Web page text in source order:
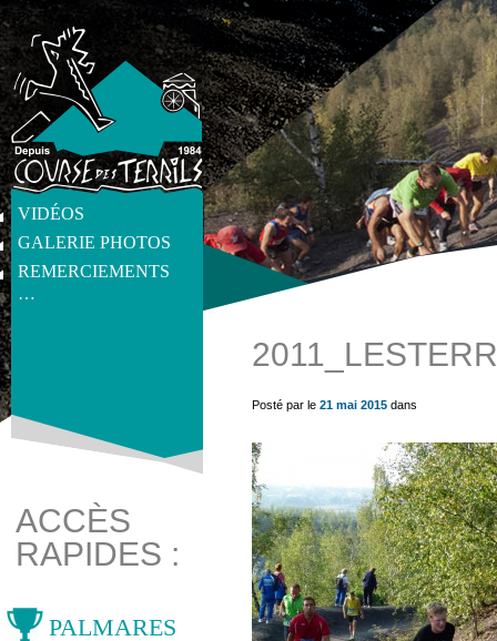
VIDÉOS
GALERIE PHOTOS
REMERCIEMENTS
…
get_post_meta(get_the_ID(), 'thumb', true) ?>
ACCÈS
RAPIDES :
PALMARES
Posté par le 21 mai 2015 dans